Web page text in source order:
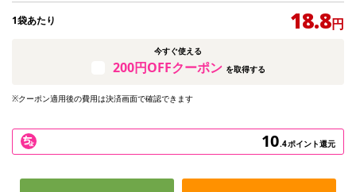
1袋あたり 18.8円
今すぐ使える
200円OFFクーポン を取得する
※クーポン適用後の費用は決済画面で確認できます
10.4ポイント還元